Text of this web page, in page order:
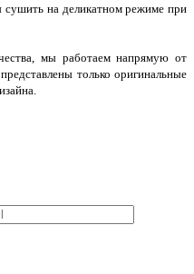
на деликатном режиме при
мы работаем напрямую от
только оригинальные